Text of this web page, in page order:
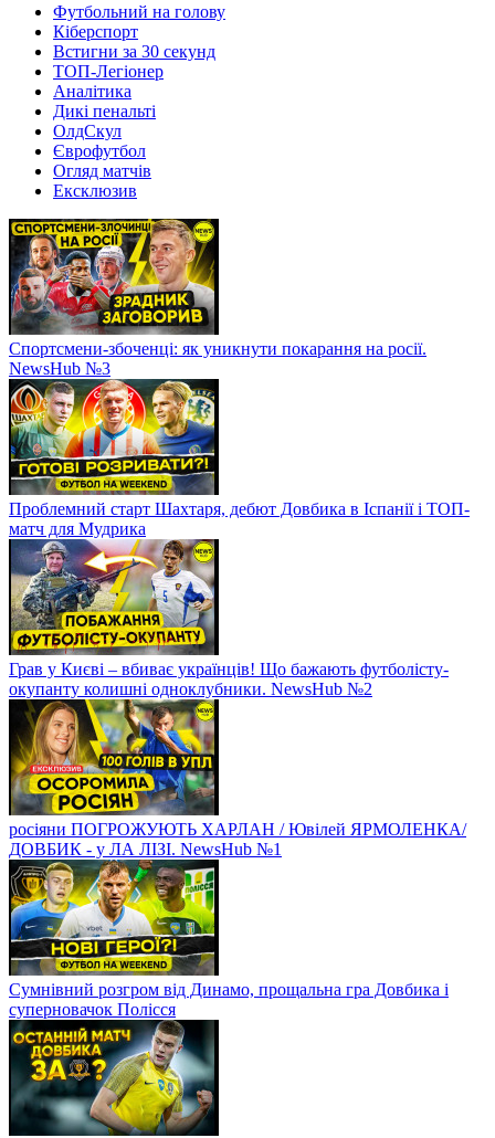
Футбольний на голову
Кіберспорт
Встигни за 30 секунд
ТОП-Легіонер
Аналітика
Дикі пенальті
ОлдСкул
Єврофутбол
Огляд матчів
Ексклюзив
Спортсмени-збоченці: як уникнути покарання на росії.
NewsHub №3
Проблемний старт Шахтаря, дебют Довбика в Іспанії і ТОП-
матч для Мудрика
Грав у Києві – вбиває українців! Що бажають футболісту-
окупанту колишні одноклубники. NewsHub №2
росіяни ПОГРОЖУЮТЬ ХАРЛАН / Ювілей ЯРМОЛЕНКА/
ДОВБИК - у ЛА ЛІЗІ. NewsHub №1
Сумнівний розгром від Динамо, прощальна гра Довбика і
суперновачок Полісся